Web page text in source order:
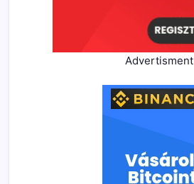
Advertisment